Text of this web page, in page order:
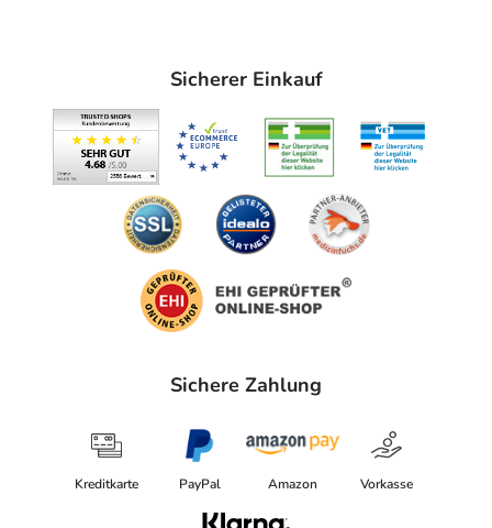
Sicherer Einkauf
Sichere Zahlung
Kreditkarte PayPal Amazon Vorkasse